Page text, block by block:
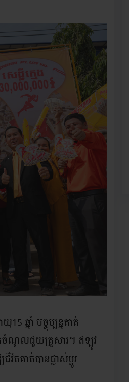
ឆ្នាំ បច្ចុប្បន្នគាត់
រកចំណូលជួយគ្រួសារ។ ឥឡូវ
តគាត់បានផ្លាស់ប្ដូរ